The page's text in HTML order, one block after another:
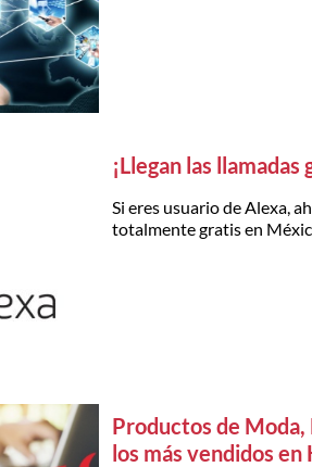
¡Llegan las
Si eres usuario de Alexa,
totalmente gratis en
Productos de Moda,
los más vendidos